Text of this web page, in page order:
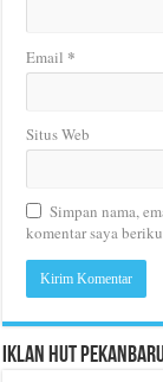
Email *
Situs Web
Simpan nama,
komentar saya
Iklan HUT